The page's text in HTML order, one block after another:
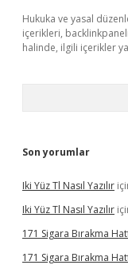
Hukuka ve yasal
içerikleri,
halinde, ilgili içerikler
Son yorumlar
Iki Yüz Tl Nasıl Yazılır
Iki Yüz Tl Nasıl Yazılır
171 Sigara Bırakma
171 Sigara Bırakma